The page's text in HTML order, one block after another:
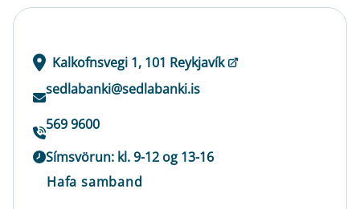
Kalkofnsvegi 1, 101 Reykjavík
sedlabanki@sedlabanki.is
569 9600
Símsvörun: kl. 9-12 og 13-16
Hafa samband